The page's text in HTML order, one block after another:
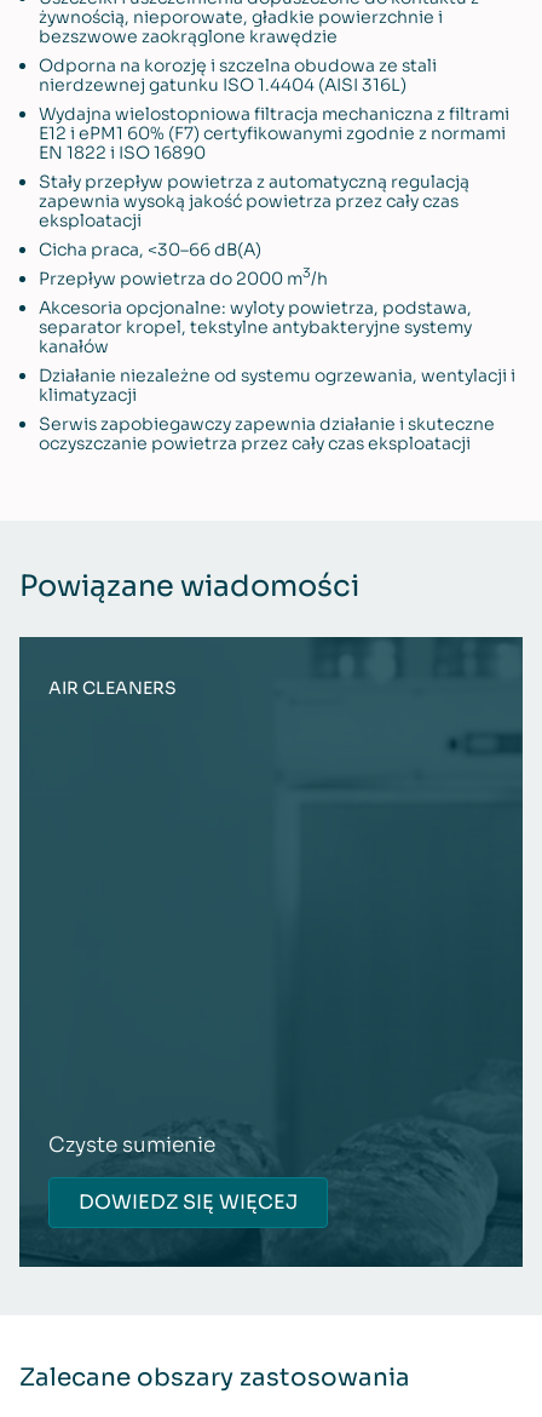
żywnością, nieporowate, gładkie powierzchnie i
bezszwowe zaokrąglone krawędzie
Odporna na korozję i szczelna obudowa ze stali
nierdzewnej gatunku ISO 1.4404 (AISI 316L)
Wydajna wielostopniowa filtracja mechaniczna z filtrami
E12 i ePM1 60% (F7) certyfikowanymi zgodnie z normami
EN 1822 i ISO 16890
Stały przepływ powietrza z automatyczną regulacją
zapewnia wysoką jakość powietrza przez cały czas
eksploatacji
Cicha praca, <30–66 dB(A)
Przepływ powietrza do 2000 m3/h
Akcesoria opcjonalne: wyloty powietrza, podstawa,
separator kropel, tekstylne antybakteryjne systemy
kanałów
Działanie niezależne od systemu ogrzewania, wentylacji i
klimatyzacji
Serwis zapobiegawczy zapewnia działanie i skuteczne
oczyszczanie powietrza przez cały czas eksploatacji
Powiązane wiadomości
AIR CLEANERS
Czyste sumienie
DOWIEDZ SIĘ WIĘCEJ
Zalecane obszary zastosowania